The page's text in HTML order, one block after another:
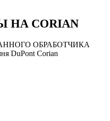
CORIAN
ОБРАБОТЧИКА
DuPont Corian